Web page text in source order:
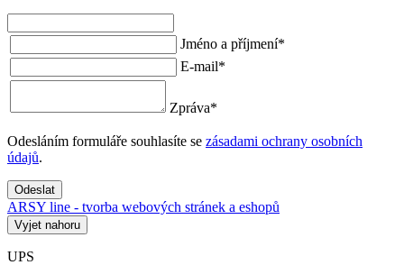
Jméno a příjmení*
E-mail*
Zpráva*
Odesláním formuláře souhlasíte se zásadami ochrany osobních
údajů.
Odeslat
ARSY line - tvorba webových stránek a eshopů
Vyjet nahoru
UPS